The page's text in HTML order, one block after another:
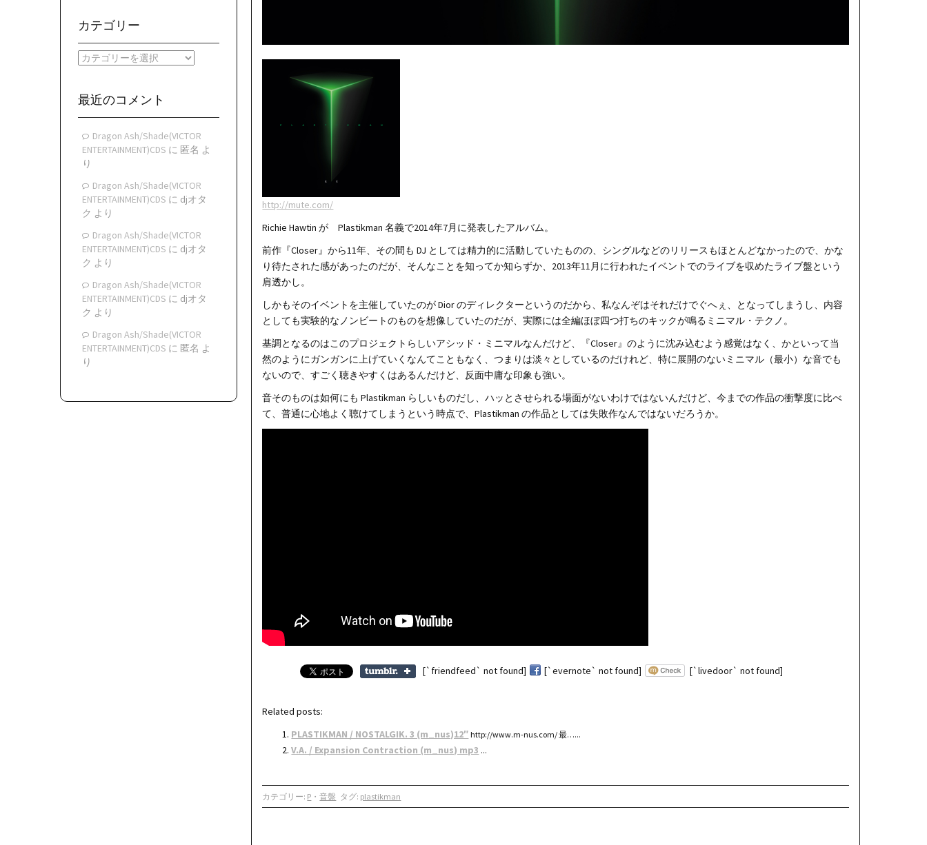
http://mute.com/
Richie Hawtin が Plastikman 名義で2014年7月に発表したアルバム。
前作『Closer』から11年、その間も DJ としては精力的に活動していたものの、シングルなどのリリースもほとんどなかったので、かな
り待たされた感があったのだが、そんなことを知ってか知らずか、2013年11月に行われたイベントでのライブを収めたライブ盤という
肩透かし。
しかもそのイベントを主催していたのが Dior のディレクターというのだから、私なんぞはそれだけでぐへぇ、となってしまうし、内容
としても実験的なノンビートのものを想像していたのだが、実際には全編ほぼ四つ打ちのキックが鳴るミニマル・テクノ。
基調となるのはこのプロジェクトらしいアシッド・ミニマルなんだけど、『Closer』のように沈み込むよう感覚はなく、かといって当
然のようにガンガンに上げていくなんてこともなく、つまりは淡々としているのだけれど、特に展開のないミニマル（最小）な音でも
ないので、すごく聴きやすくはあるんだけど、反面中庸な印象も強い。
音そのものは如何にも Plastikman らしいものだし、ハッとさせられる場面がないわけではないんだけど、今までの作品の衝撃度に比べ
て、普通に心地よく聴けてしまうという時点で、Plastikman の作品としては失敗作なんではないだろうか。
[`friendfeed` not found] [`evernote` not found] [`livedoor` not found]
Related posts:
PLASTIKMAN / NOSTALGIK. 3 (m_nus)12″ http://www.m-nus.com/ 最…...
V.A. / Expansion Contraction (m_nus) mp3 ...
カテゴリー: P ・音盤 タグ: plastikman
ー
イ
ブ
カテゴリー
カ
リ
最近のコメント
Dragon Ash/Shade(VICTOR
ENTERTAINMENT)CDS に 匿名 よ
り
Dragon Ash/Shade(VICTOR
ENTERTAINMENT)CDS に djオタ
ク より
Dragon Ash/Shade(VICTOR
ENTERTAINMENT)CDS に djオタ
ク より
Dragon Ash/Shade(VICTOR
ENTERTAINMENT)CDS に djオタ
ク より
Dragon Ash/Shade(VICTOR
ENTERTAINMENT)CDS に 匿名 よ
り